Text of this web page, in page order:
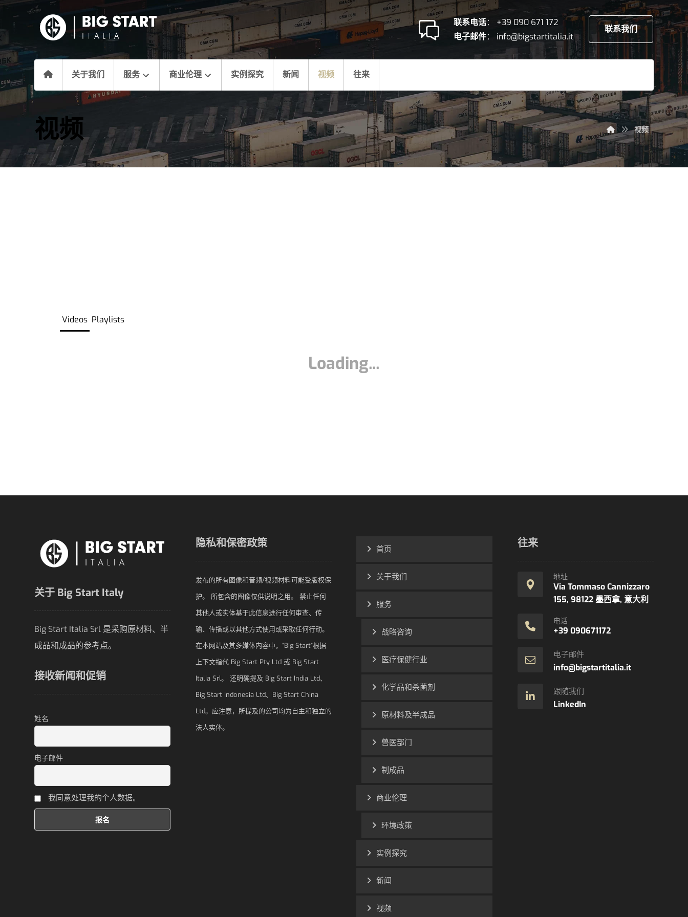
联系我们
联系电话： +39 090 671 172
电子邮件： info@bigstartitalia.it
关于我们 服务 商业伦理 实例探究 新闻 视频 往来
视频 视频
Videos Playlists
关于 Big Start Italy
Big Start Italia Srl 是采购原材料、半
成品和成品的参考点。
接收新闻和促销
姓名
电子邮件
我同意处理我的个人数据。
隐私和保密政策
发布的所有图像和音频/视频材料可能受版权保
护。 所包含的图像仅供说明之用。 禁止任何
其他人或实体基于此信息进行任何审查、传
输、传播或以其他方式使用或采取任何行动。
在本网站及其多媒体内容中，“Big Start”根据
上下文指代 Big Start Pty Ltd 或 Big Start
Italia Srl。 还明确提及 Big Start India Ltd、
Big Start Indonesia Ltd、Big Start China
Ltd。应注意，所提及的公司均为自主和独立的
法人实体。
首页
关于我们
服务
战略咨询
医疗保健行业
化学品和杀菌剂
原材料及半成品
兽医部门
制成品
商业伦理
环境政策
实例探究
新闻
视频
往来
地址
Via Tommaso Cannizzaro
155, 98122 墨西拿, 意大利
电话
+39 090671172
电子邮件
info@bigstartitalia.it
跟随我们
LinkedIn